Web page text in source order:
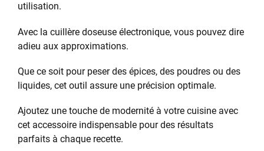
utilisation.
Avec la cuillère doseuse électronique, vous pouvez dire
adieu aux approximations.
Que ce soit pour peser des épices, des poudres ou des
liquides, cet outil assure une précision optimale.
Ajoutez une touche de modernité à votre cuisine avec
cet accessoire indispensable pour des résultats
parfaits à chaque recette.